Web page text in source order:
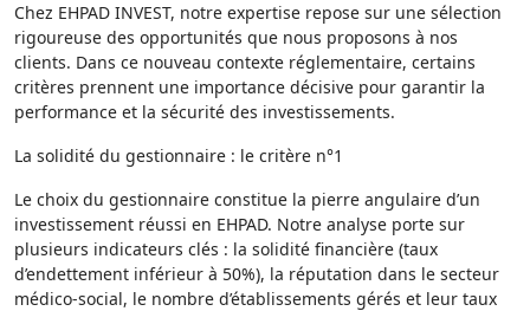
Chez EHPAD INVEST, notre expertise repose sur une sélection
rigoureuse des opportunités que nous proposons à nos
clients. Dans ce nouveau contexte réglementaire, certains
critères prennent une importance décisive pour garantir la
performance et la sécurité des investissements.
La solidité du gestionnaire : le critère n°1
Le choix du gestionnaire constitue la pierre angulaire d’un
investissement réussi en EHPAD. Notre analyse porte sur
plusieurs indicateurs clés : la solidité financière (taux
d’endettement inférieur à 50%), la réputation dans le secteur
médico-social, le nombre d’établissements gérés et leur taux